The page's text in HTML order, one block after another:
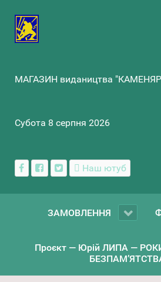
МАГАЗИН видаництва
Субота 8 серпня 2026
Наш ютуб
ЗАМОВЛЕННЯ
Проєкт — Юрій ЛИПА —